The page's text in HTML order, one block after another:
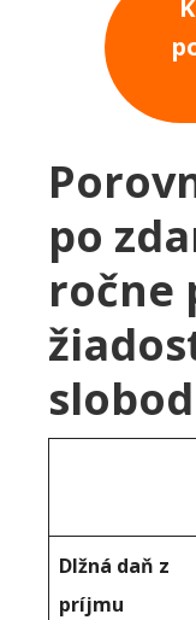
po
ročne
Dlžná daň z
príjmu